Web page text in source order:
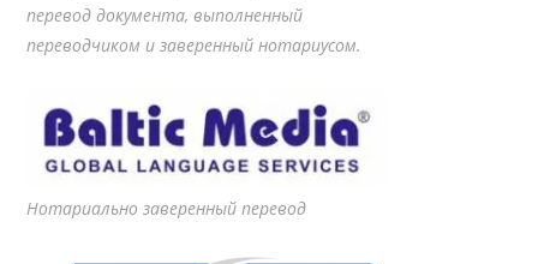
перевод документа, выполненный
переводчиком и заверенный нотариусом.
Нотариально заверенный перевод